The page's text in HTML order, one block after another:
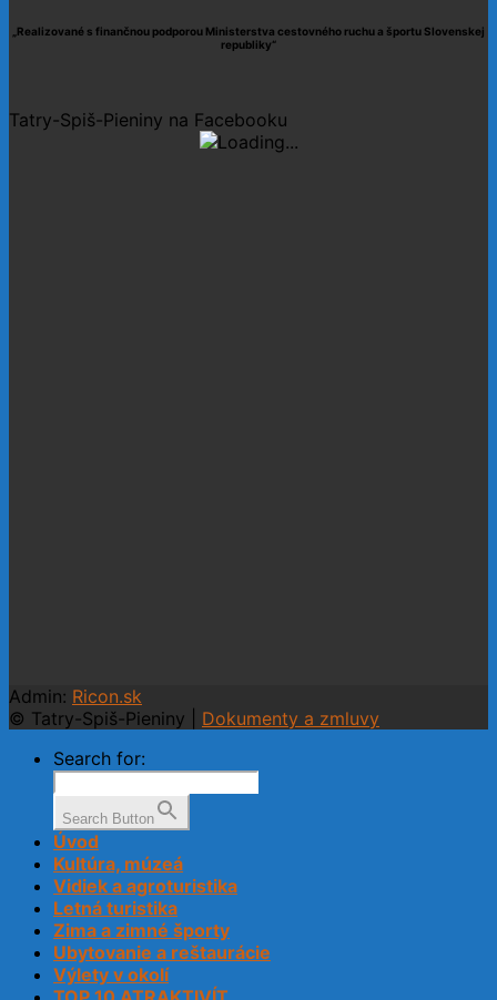
„Realizované s finančnou podporou Ministerstva cestovného ruchu a športu Slovenskej
republiky“
Tatry-Spiš-Pieniny na Facebooku
Admin: Ricon.sk
© Tatry-Spiš-Pieniny | Dokumenty a zmluvy
Search for:
Search Button
Úvod
Kultúra, múzeá
Vidiek a agroturistika
Letná turistika
Zima a zimné športy
Ubytovanie a reštaurácie
Výlety v okolí